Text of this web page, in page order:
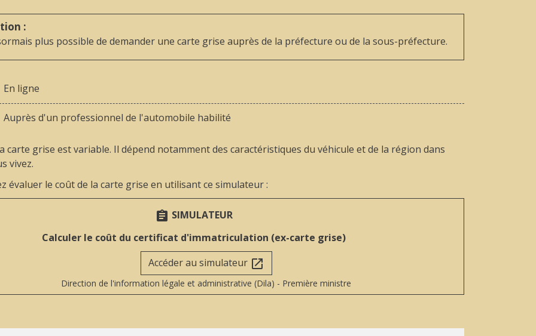
:
plus possible de demander une carte grise auprès de la préfecture ou de la sous-préfecture.
En ligne
Auprès d'un professionnel de l'automobile habilité
carte grise est variable. Il dépend notamment des caractéristiques du véhicule et de la région dans
vivez.
évaluer le coût de la carte grise en utilisant ce simulateur :
assignment SIMULATEUR
Calculer le coût du certificat d'immatriculation (ex-carte grise)
Accéder au simulateur open_in_new
Direction de l'information légale et administrative (Dila) - Première ministre